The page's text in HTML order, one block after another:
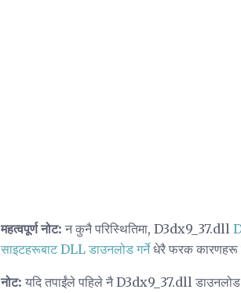
महत्वपूर्ण नोट: न कुनै परिस्थितिमा, D3dx9_37.dll
साइटहरूबाट DLL डाउनलोड गर्नेधेरै फरक कारणहरू
नोट: यदि तपाईंले पहिले नै D3dx9_37.dll डाउनलोड